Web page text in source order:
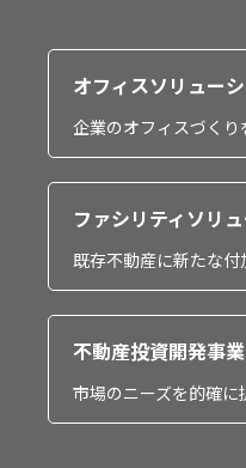
オフィスソリュー
企業のオフィスづく
ファシリティソリ
既存不動産に新たな
不動産投資開発事業
市場のニーズを的確